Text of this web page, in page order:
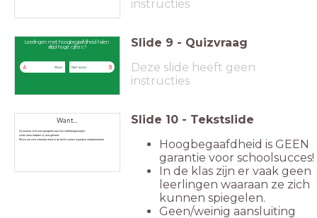
instructies
Leerlingen met hoogbegaafdheid halen
altijd hoge cijfers?
A Waar B
Niet waar
Slide 9 - Quizvraag
Deze slide heeft geen
instructies
Want...
Zij kunnen zich niet spiegelen aan hun leeftijdsgenootjes.
Leren leren hebben zij niet geleerd.
Risico om zich vreemde eend in de bijt te voelen waardoor onderpresteren
Slide 10 - Tekstslide
Hoogbegaafdheid is GEEN
garantie voor schoolsucces!
In de klas zijn er vaak geen
leerlingen waaraan ze zich
kunnen spiegelen.
Geen/weinig aansluiting